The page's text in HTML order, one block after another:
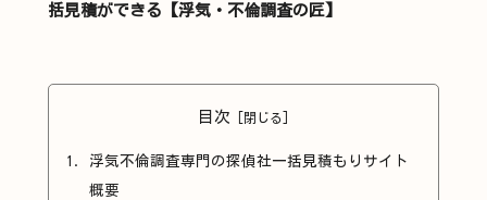
括見積ができる【浮気・不倫調査の匠】
目次
浮気不倫調査専門の探偵社一括見積もりサイト
概要